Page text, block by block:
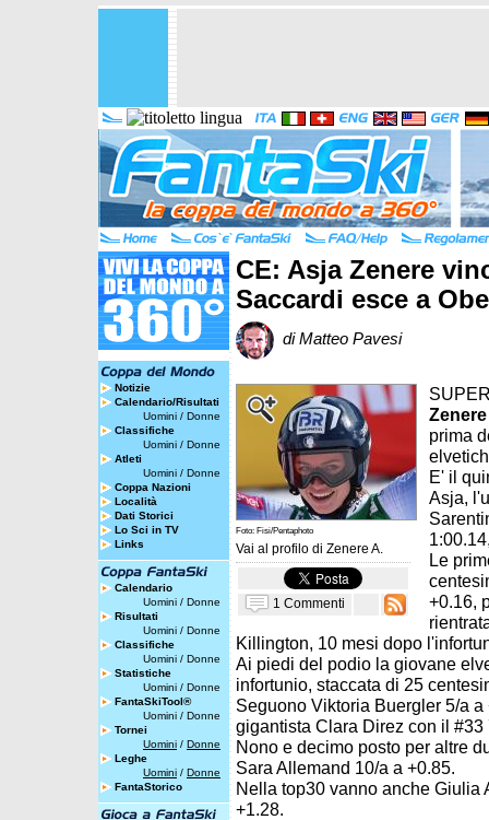
Notizie
Calendario/Risultati
Uomini / Donne
Classifiche
Uomini / Donne
Atleti
Uomini / Donne
Coppa Nazioni
Località
Dati Storici
Lo Sci in TV
Links
Calendario
Uomini / Donne
Risultati
Uomini / Donne
Classifiche
Uomini / Donne
Statistiche
Uomini / Donne
FantaSkiTool®
Uomini / Donne
Tornei
Uomini / Donne
Leghe
Uomini / Donne
FantaStorico
CE: Asja Zenere
Saccardi esce a
di Matteo Pavesi
Foto: Fisi/Pentaphoto
Vai al profilo di Zenere A.
1 Commenti
Zenere
prima
E' il
Asja,
Le
+0.16,
Killington, 10 mesi dopo
Ai piedi del podio la giovane
infortunio, staccata di 25
Seguono Viktoria Buergler 5/a
gigantista Clara Direz con il #33
Nono e decimo posto per altre
Sara Allemand 10/a a +0.85.
Nella top30 vanno anche Giulia
+1.28.